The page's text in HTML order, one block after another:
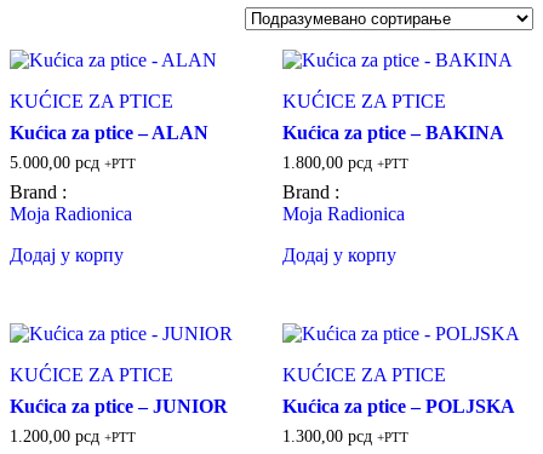
KUĆICE ZA PTICE
Kućica za ptice – ALAN
5.000,00 рсд +PTT
Brand :
Moja Radionica
Додај у корпу
KUĆICE ZA PTICE
Kućica za ptice – BAKINA
1.800,00 рсд +PTT
Brand :
Moja Radionica
Додај у корпу
KUĆICE ZA PTICE
Kućica za ptice – JUNIOR
1.200,00 рсд +PTT
KUĆICE ZA PTICE
Kućica za ptice – POLJSKA
1.300,00 рсд +PTT